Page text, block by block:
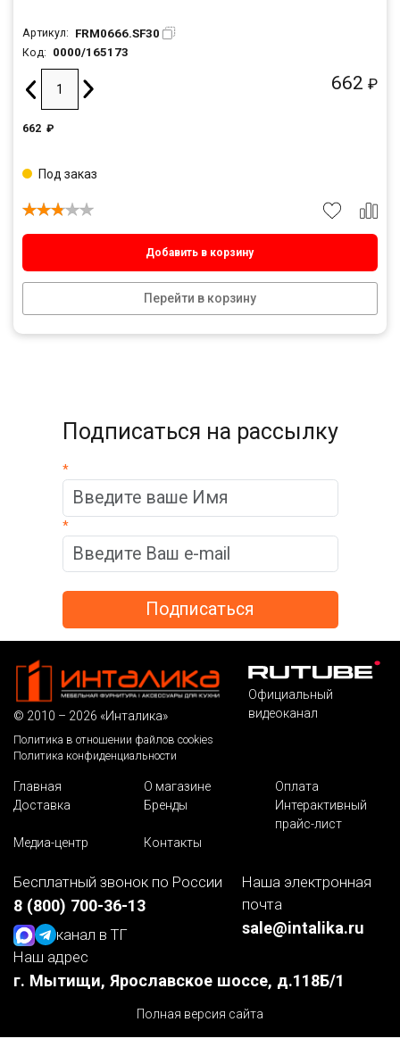
Артикул: FRM0666.SF30
Код: 0000/165173
662 ₽
662 ₽
Добавить в корзину
Перейти в корзину
Под заказ
Подписаться на рассылку
*
*
© 2010 – 2026 «Инталика»
Политика в отношении файлов cookies
Политика конфиденциальности
Официальный
видеоканал
Главная О магазине
Оплата
Доставка
Бренды
Интерактивный
прайс-лист
Медиа-центр
Контакты
Бесплатный звонок по России
8 (800) 700-36-13
канал в ТГ
Наша электронная
почта
sale@intalika.ru
Наш адрес
г. Мытищи, Ярославское шоссе, д.118Б/1
Полная версия сайта